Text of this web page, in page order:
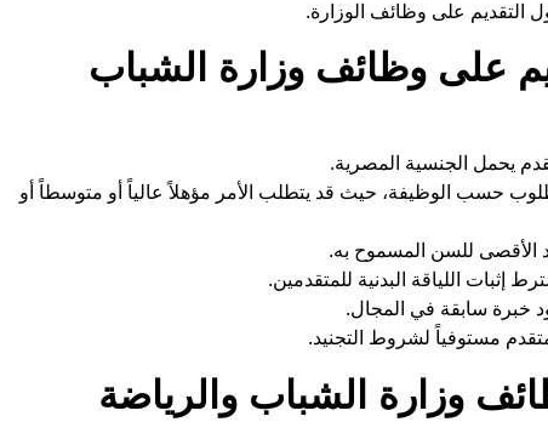
التقديم على وظائف الوزارة.
على وظائف وزارة الشباب
يحمل الجنسية المصرية.
حسب الوظيفة، حيث قد يتطلب الأمر مؤهلاً عالياً أو متوسطاً أو
الأقصى للسن المسموح به.
إثبات اللياقة البدنية للمتقدمين.
خبرة سابقة في المجال.
مستوفياً لشروط التجنيد.
وزارة الشباب والرياضة